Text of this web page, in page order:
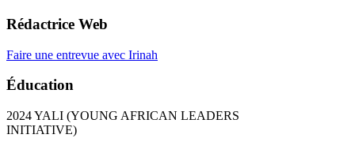
Rédactrice Web
Faire une entrevue avec Irinah
Éducation
2024YALI (YOUNG AFRICAN LEADERS
INITIATIVE)